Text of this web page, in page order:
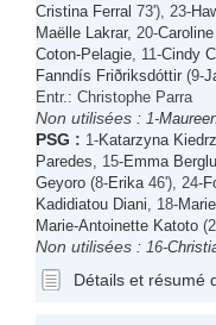
Cristina Ferral 73'), 23-
Maëlle Lakrar, 20-
Coton-Pelagie , 11-Cindy
Fanndís Friðriksdóttir (9-
Entr.: Christophe Parra
Non utilisées : 1-
PSG : 1-Katarzyna
Paredes , 15-Emma
Geyoro (8-Erika 46'), 24-
Kadidiatou Diani , 18-
Marie-Antoinette Katoto
Non utilisées : 16-
Détails et résumé